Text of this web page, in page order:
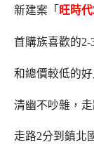
新建案「 旺時
首購族喜歡的
和總價較低的
清幽不吵雜，
走路2分到鎮北